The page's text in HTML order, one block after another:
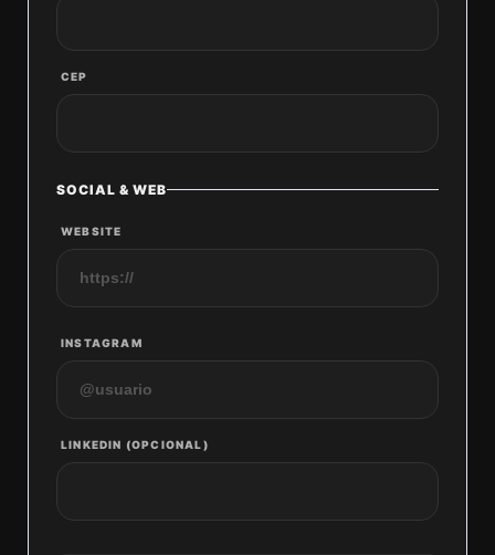
CEP
SOCIAL & WEB
WEBSITE
INSTAGRAM
LINKEDIN (OPCIONAL)